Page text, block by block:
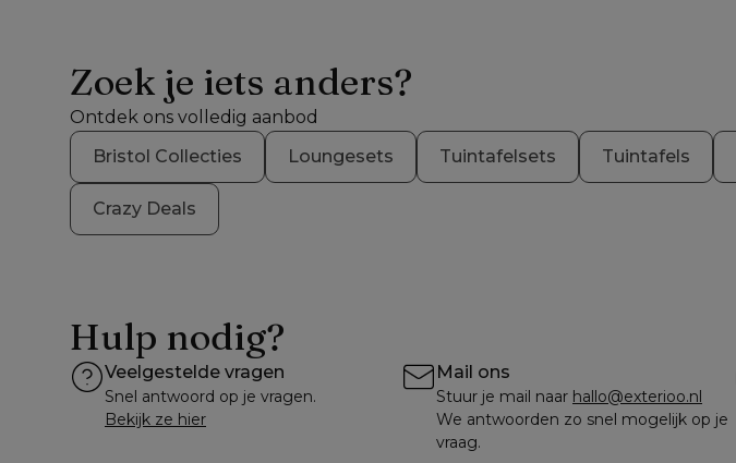
Zoek je iets anders?
Ontdek ons volledig aanbod
Bristol Collecties
Loungesets Tuintafelsets Tuintafels
Crazy Deals
Hulp nodig?
Veelgestelde vragen
Snel antwoord op je vragen.
Bekijk ze hier
Mail ons
Stuur je mail naar hallo@exterioo.nl
We antwoorden zo snel mogelijk op je
vraag.